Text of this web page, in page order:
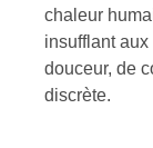
chaleur
insufflant
douceur, de
discrète.